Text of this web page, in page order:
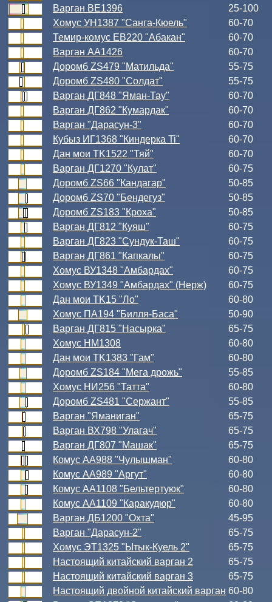
Варган ВЕ1396
25-100
Хомус УН1387 "Санга-Кюель"
60-70
Темир-комус ЕВ220 "Абакан"
60-70
Варган АА1426
60-70
Доромб ZS479 "Матильда"
55-75
Доромб ZS480 "Солдат"
55-75
Варган ДГ848 "Яман-Тау"
60-70
Варган ДГ862 "Кумардак"
60-70
Варган "Дарасун-3"
60-70
Кубыз ИГ1368 "Киндерка Ti"
60-70
Дан мои TK1522 "Тяй"
60-70
Варган ДГ1270 "Кулат"
60-75
Доромб ZS66 "Кандагар"
50-85
Доромб ZS70 "Бендегуз"
50-85
Доромб ZS183 "Кроха"
50-85
Варган ДГ812 "Куяш"
60-75
Варган ДГ823 "Сундук-Таш"
60-75
Варган ДГ861 "Капкалы"
60-75
Хомус ВУ1348 "Амбардах"
60-75
Хомус ВУ1349 "Амбардах" (Нерж)
60-75
Дан мои TK15 "Ло"
60-80
Хомус ПА194 "Билля-Баса"
50-90
Варган ДГ815 "Насырка"
65-75
Хомус НМ1308
60-80
Дан мои TK1383 "Гам"
60-80
Доромб ZS184 "Мега дрожь"
55-85
Хомус НИ256 "Татта"
60-80
Доромб ZS481 "Сержант"
55-85
Варган "Яманиган"
65-75
Варган ВХ798 "Улагач"
65-75
Варган ДГ807 "Машак"
65-75
Комус АА988 "Чулышман"
60-80
Комус АА989 "Аргут"
60-80
Комус АА1108 "Бельтертуюк"
60-80
Комус АА1109 "Каракудюр"
60-80
Варган ДБ1200 "Охта"
45-95
Варган "Дарасун-2"
65-75
Хомус ЭТ1325 "Ытык-Куель 2"
65-75
Настоящий китайский варган 2
65-75
Настоящий китайский варган 3
65-75
Настоящий двойной китайский варган 60-80